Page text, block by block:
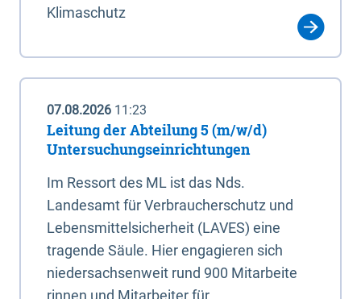
Klimaschutz
07.08.2026 11:23
Leitung der Abteilung 5 (m/w/d)
Untersuchungseinrichtungen
Im Ressort des ML ist das Nds.
Landesamt für Verbraucherschutz und
Lebensmittelsicherheit (LAVES) eine
tragende Säule. Hier engagieren sich
niedersachsenweit rund 900 Mitarbeite